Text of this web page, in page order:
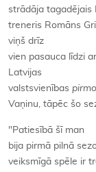
strādāja tagadējais
treneris Romāns
viņš drīz
vien pasauca līdzi
Latvijas
valstsvienības
Vaņinu, tāpēc šo
"Patiesībā šī man
bija pirmā pilnā
veiksmīgā spēle ir